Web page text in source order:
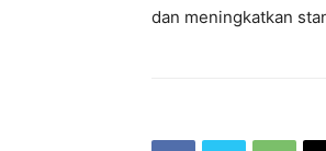
dan meningkatkan